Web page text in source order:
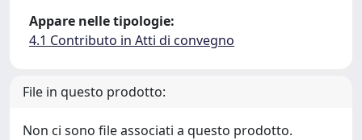
Appare nelle tipologie:
4.1 Contributo in Atti di convegno
File in questo prodotto:
Non ci sono file associati a questo prodotto.